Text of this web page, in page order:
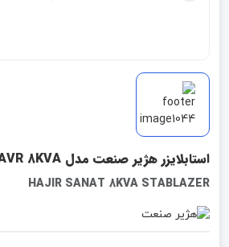
استابلایزر هژیر صنعت مدل AVR 8KVA
HAJIR SANAT 8KVA STABLAZER